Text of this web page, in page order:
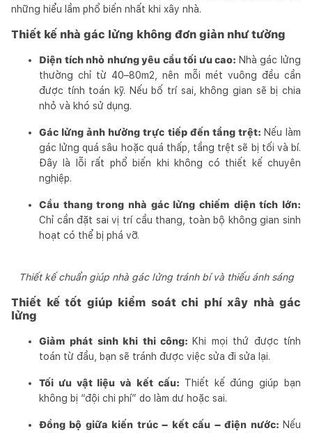
những hiểu lầm phổ biến nhất khi xây nhà.
Thiết kế nhà gác lửng không đơn giản như tưởng
Diện tích nhỏ nhưng yêu cầu tối ưu cao: Nhà gác lửng
thường chỉ từ 40–80m2, nên mỗi mét vuông đều cần
được tính toán kỹ. Nếu bố trí sai, không gian sẽ bị chia
nhỏ và khó sử dụng.
Gác lửng ảnh hưởng trực tiếp đến tầng trệt: Nếu làm
gác lửng quá sâu hoặc quá thấp, tầng trệt sẽ bị tối và bí.
Đây là lỗi rất phổ biến khi không có thiết kế chuyên
nghiệp.
Cầu thang trong nhà gác lửng chiếm diện tích lớn:
Chỉ cần đặt sai vị trí cầu thang, toàn bộ không gian sinh
hoạt có thể bị phá vỡ.
Thiết kế chuẩn giúp nhà gác lửng tránh bí và thiếu ánh sáng
Thiết kế tốt giúp kiểm soát chi phí xây nhà gác
lửng
Giảm phát sinh khi thi công: Khi mọi thứ được tính
toán từ đầu, bạn sẽ tránh được việc sửa đi sửa lại.
Tối ưu vật liệu và kết cấu: Thiết kế đúng giúp bạn
không bị “đội chi phí” do làm dư hoặc sai.
Đồng bộ giữa kiến trúc – kết cấu – điện nước: Nếu